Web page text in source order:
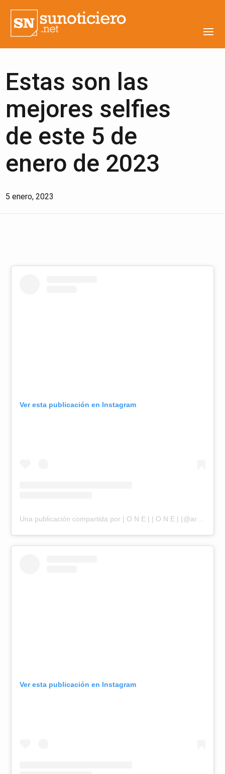
Estas son las
mejores selfies
de este 5 de
enero de 2023
5 enero, 2023
Ver esta publicación en Instagram
Ver esta publicación en Instagram